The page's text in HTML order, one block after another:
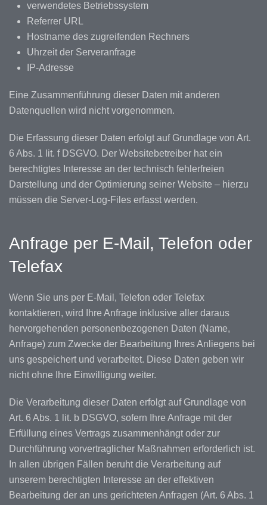
verwendetes Betriebssystem
Referrer URL
Hostname des zugreifenden Rechners
Uhrzeit der Serveranfrage
IP-Adresse
Eine Zusammenführung dieser Daten mit anderen
Datenquellen wird nicht vorgenommen.
Die Erfassung dieser Daten erfolgt auf Grundlage von Art.
6 Abs. 1 lit. f DSGVO. Der Websitebetreiber hat ein
berechtigtes Interesse an der technisch fehlerfreien
Darstellung und der Optimierung seiner Website – hierzu
müssen die Server-Log-Files erfasst werden.
Anfrage per E-Mail, Telefon oder
Telefax
Wenn Sie uns per E-Mail, Telefon oder Telefax
kontaktieren, wird Ihre Anfrage inklusive aller daraus
hervorgehenden personenbezogenen Daten (Name,
Anfrage) zum Zwecke der Bearbeitung Ihres Anliegens bei
uns gespeichert und verarbeitet. Diese Daten geben wir
nicht ohne Ihre Einwilligung weiter.
Die Verarbeitung dieser Daten erfolgt auf Grundlage von
Art. 6 Abs. 1 lit. b DSGVO, sofern Ihre Anfrage mit der
Erfüllung eines Vertrags zusammenhängt oder zur
Durchführung vorvertraglicher Maßnahmen erforderlich ist.
In allen übrigen Fällen beruht die Verarbeitung auf
unserem berechtigten Interesse an der effektiven
Bearbeitung der an uns gerichteten Anfragen (Art. 6 Abs. 1